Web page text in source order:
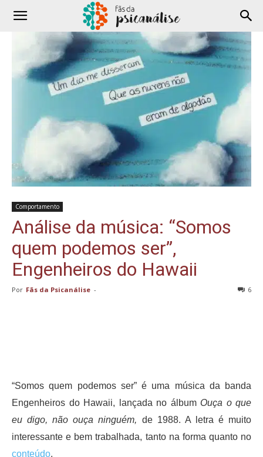
Comportamento
Análise da música: “Somos
quem podemos ser”,
Engenheiros do Hawaii
Por Fãs da Psicanálise - 6
“Somos quem podemos ser” é uma música da banda
Engenheiros do Hawaii, lançada no álbum Ouça o que
eu digo, não ouça ninguém, de 1988. A letra é muito
interessante e bem trabalhada, tanto na forma quanto no
conteúdo.